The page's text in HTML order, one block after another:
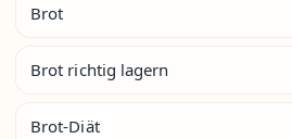
Brot
Brot richtig lagern
Brot-Diät